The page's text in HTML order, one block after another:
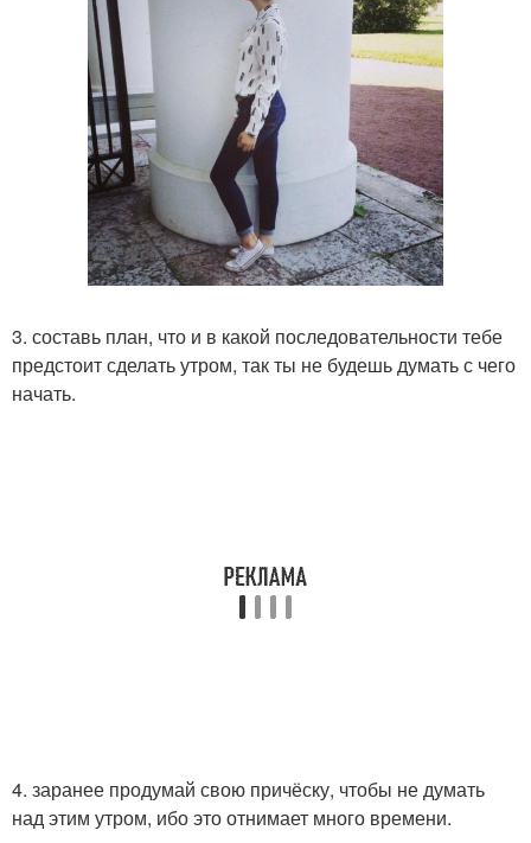
3. составь план, что и в какой последовательности тебе
предстоит сделать утром, так ты не будешь думать с чего
начать.
4. заранее продумай свою причёску, чтобы не думать
над этим утром, ибо это отнимает много времени.